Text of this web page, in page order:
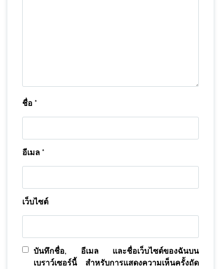
ชื่อ *
อีเมล *
เว็บไซต์
บันทึกชื่อ, อีเมล และชื่อเว็บไซต์ของฉันบน
เบราว์เซอร์นี้ สำหรับการแสดงความเห็นครั้งถัด